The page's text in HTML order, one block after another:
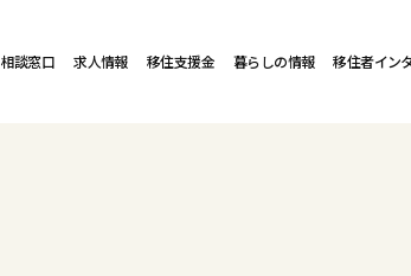
相談窓口 求人情報 移住支援金 暮らしの情報 移住者イン